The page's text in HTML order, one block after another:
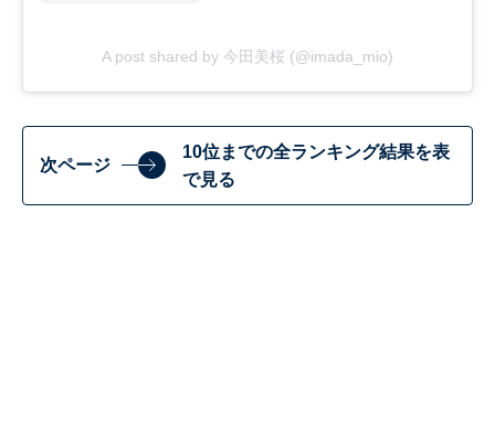
A post shared by 今田美桜 (@imada_mio)
次ページ
10位までの全ランキング結果を表
で見る